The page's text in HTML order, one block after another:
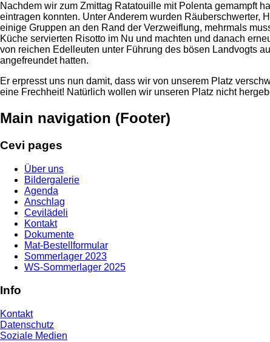
Nachdem wir zum Zmittag Ratatouille mit Polenta gemampft
eintragen konnten. Unter Anderem wurden
einige Gruppen an den Rand der Verzweiflung, mehrmals
Küche servierten Risotto im Nu und machten und danach
von reichen Edelleuten unter Führung des bösen Landvogts
angefreundet hatten.
Er erpresst uns nun damit, dass wir von unserem Platz
eine Frechheit! Natürlich wollen wir unseren Platz nicht
Main navigation (Footer)
Cevi pages
Über uns
Bildergalerie
Agenda
Anschlag
Cevilädeli
Kontakt
Dokumente
Mat-Bestellformular
Sommerlager 2023
WS-Sommerlager 2025
Info
Kontakt
Datenschutz
Soziale Medien